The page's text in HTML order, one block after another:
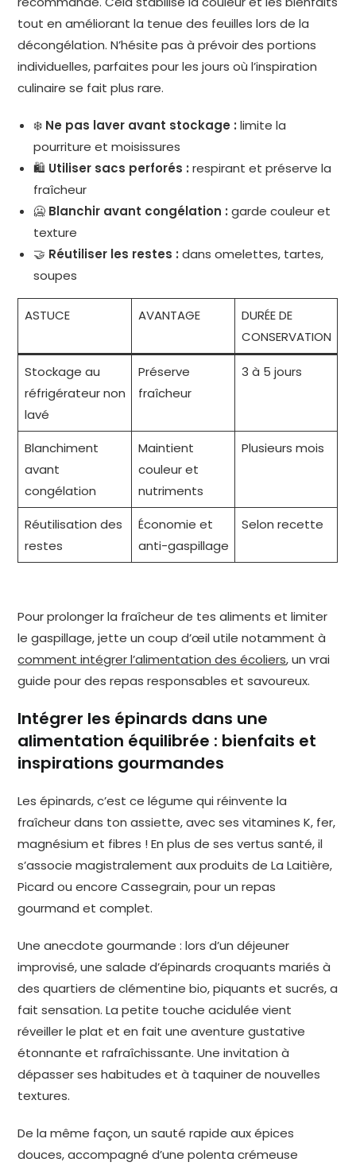
tout en améliorant la tenue des feuilles lors de la
décongélation. N’hésite pas à prévoir des portions
individuelles, parfaites pour les jours où l’inspiration
culinaire se fait plus rare.
❄️ Ne pas laver avant stockage : limite la
pourriture et moisissures
🛍 Utiliser sacs perforés : respirant et préserve la
fraîcheur
🥶 Blanchir avant congélation : garde couleur et
texture
🤝 Réutiliser les restes : dans omelettes, tartes,
soupes
ASTUCE AVANTAGE
DURÉE DE
CONSERVATION
Stockage au
réfrigérateur non
lavé
Préserve
fraîcheur
3 à 5 jours
Blanchiment
avant
congélation
Maintient
couleur et
nutriments
Plusieurs mois
Réutilisation des
restes
Économie et
anti-gaspillage
Selon recette
Pour prolonger la fraîcheur de tes aliments et limiter
le gaspillage, jette un coup d’œil utile notamment à
comment intégrer l’alimentation des écoliers, un vrai
guide pour des repas responsables et savoureux.
Intégrer les épinards dans une
alimentation équilibrée : bienfaits et
inspirations gourmandes
Les épinards, c’est ce légume qui réinvente la
fraîcheur dans ton assiette, avec ses vitamines K, fer,
magnésium et fibres ! En plus de ses vertus santé, il
s’associe magistralement aux produits de La Laitière,
Picard ou encore Cassegrain, pour un repas
gourmand et complet.
Une anecdote gourmande : lors d’un déjeuner
improvisé, une salade d’épinards croquants mariés à
des quartiers de clémentine bio, piquants et sucrés, a
fait sensation. La petite touche acidulée vient
réveiller le plat et en fait une aventure gustative
étonnante et rafraîchissante. Une invitation à
dépasser ses habitudes et à taquiner de nouvelles
textures.
De la même façon, un sauté rapide aux épices
douces, accompagné d’une polenta crémeuse